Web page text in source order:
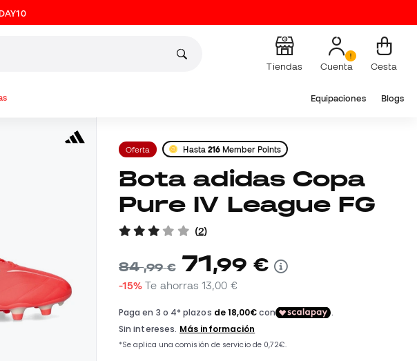
Tiendas Cuenta Cesta
Equipaciones Blogs
Oferta Hasta 216 Member Points
Bota adidas Copa
Pure IV League FG
(2)
84,99 € 71,99 €
-15% Te ahorras13,00 €